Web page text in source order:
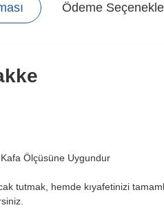
Ödeme
Ölçüsüne Uygundur
tutmak, hemde kıyafetinizi